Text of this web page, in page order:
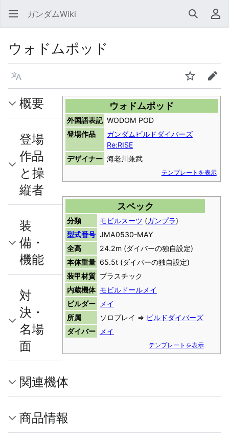
ガンダムWiki 検索 利
ウォドムポッド
言語 ウォッチ編集
ウォドムポッド
外国語表記 WODOM POD
登場作品
ガンダムビルドダイバーズ
Re:RISE
デザイナー 海老川兼武
テンプレートを表示
スペック
分類 モビルスーツ (ガンプラ)
型式番号 JMA0530-MAY
全高
24.2m (ダイバーの独自設定)
本体重量 65.5t (ダイバーの独自設定)
装甲材質 プラスチック
内蔵機体 モビルドールメイ
ビルダー
メイ
所属
ソロプレイ ⇒ ビルドダイバーズ
ダイバー
メイ
テンプレートを表示
概要
登場
作品
と操
縦者
装
備・
機能
対
決・
名場
面
関連機体
商品情報